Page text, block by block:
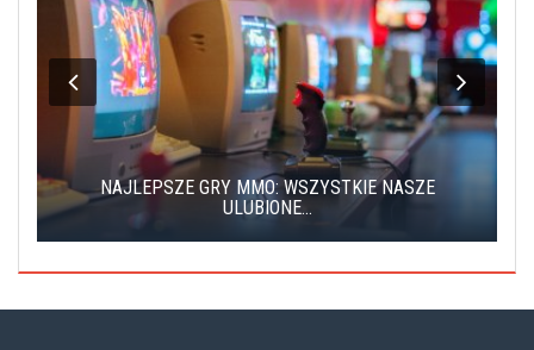
NAJLEPSZE GRY MMO: WSZYSTKIE NASZE
ULUBIONE...